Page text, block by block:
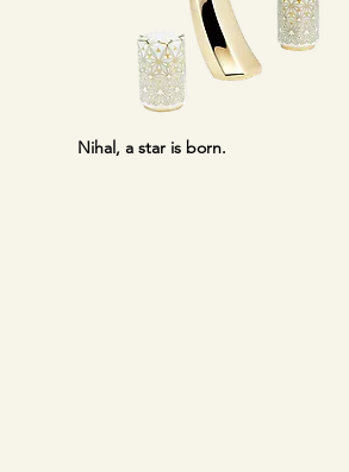
Nihal, a star is born.